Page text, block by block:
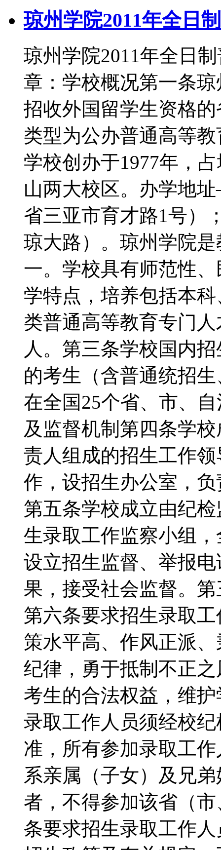
琼州学院2011年全日
琼州学院2011年全日
章：学校概况第一条
招收外国留学生资格
类型为公办普通高等
学校创办于1977年，
山两大校区。办学地
省三亚市育才路1号）
琼大路）。琼州学院
一。学校具有师范性
学特点，培养包括本
类普通高等教育专门
人。第三条学校国内
的考生（含普通统招
在全国25个省、市、
及监督机制第四条学
责人组成的招生工作
作，设招生办公室，
第五条学校成立由纪
生录取工作监察小组
设立招生监督、举报
果，接受社会监督。
第六条要求招生录取
策水平高、作风正派
纪律，勇于抵制不正
考生的合法权益，维
录取工作人员须经校
准，所有参加录取工
系亲属（子女）及兄
者，不得参加该省（
条要求招生录取工作